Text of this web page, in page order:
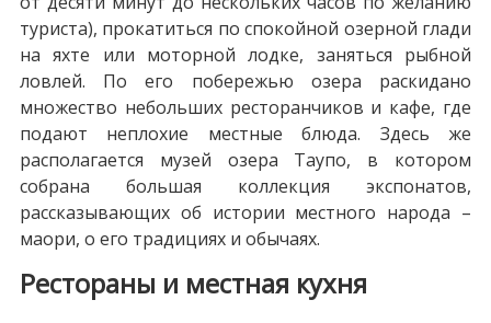
туриста), прокатиться по спокойной озерной глади
на яхте или моторной лодке, заняться рыбной
ловлей. По его побережью озера раскидано
множество небольших ресторанчиков и кафе, где
подают неплохие местные блюда. Здесь же
располагается музей озера Таупо, в котором
собрана большая коллекция экспонатов,
рассказывающих об истории местного народа –
маори, о его традициях и обычаях.
Рестораны и местная кухня